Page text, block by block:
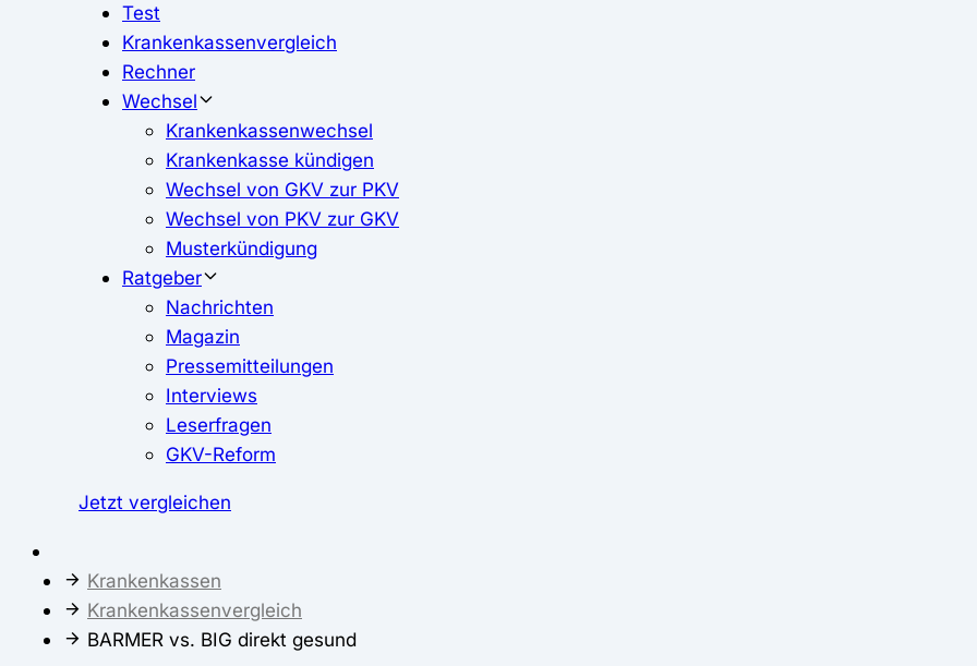
Test
Krankenkassenvergleich
Rechner
Wechsel
Krankenkassenwechsel
Krankenkasse kündigen
Wechsel von GKV zur PKV
Wechsel von PKV zur GKV
Musterkündigung
Ratgeber
Nachrichten
Magazin
Pressemitteilungen
Interviews
Leserfragen
GKV-Reform
Jetzt vergleichen
Krankenkassen
Krankenkassenvergleich
BARMER vs. BIG direkt gesund